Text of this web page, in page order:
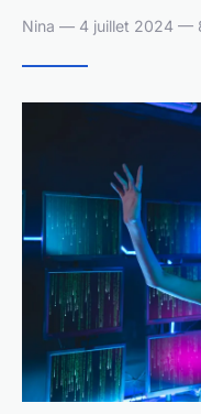
Nina — 4 juillet 2024 —